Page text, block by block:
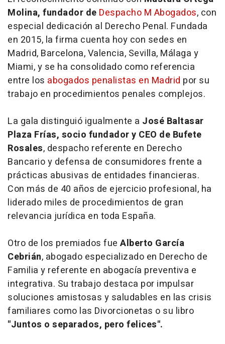
Molina, fundador de Despacho M Abogados, con
especial dedicación al Derecho Penal. Fundada
en 2015, la firma cuenta hoy con sedes en
Madrid, Barcelona, Valencia, Sevilla, Málaga y
Miami, y se ha consolidado como referencia
entre los abogados penalistas en Madrid por su
trabajo en procedimientos penales complejos.
La gala distinguió igualmente a José Baltasar
Plaza Frías, socio fundador y CEO de Bufete
Rosales, despacho referente en Derecho
Bancario y defensa de consumidores frente a
prácticas abusivas de entidades financieras.
Con más de 40 años de ejercicio profesional, ha
liderado miles de procedimientos de gran
relevancia jurídica en toda España.
Otro de los premiados fue Alberto García
Cebrián, abogado especializado en Derecho de
Familia y referente en abogacía preventiva e
integrativa. Su trabajo destaca por impulsar
soluciones amistosas y saludables en las crisis
familiares como las Divorcionetas o su libro
"Juntos o separados, pero felices".